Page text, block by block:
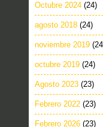
Octubre 2024 (24)
agosto 2018 (24)
noviembre 2019
octubre 2019 (24)
Agosto 2023 (23)
Febrero 2022 (23)
Febrero 2026 (23)